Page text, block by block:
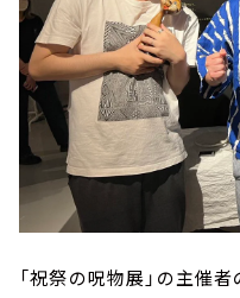
「祝祭の呪物展」の主催